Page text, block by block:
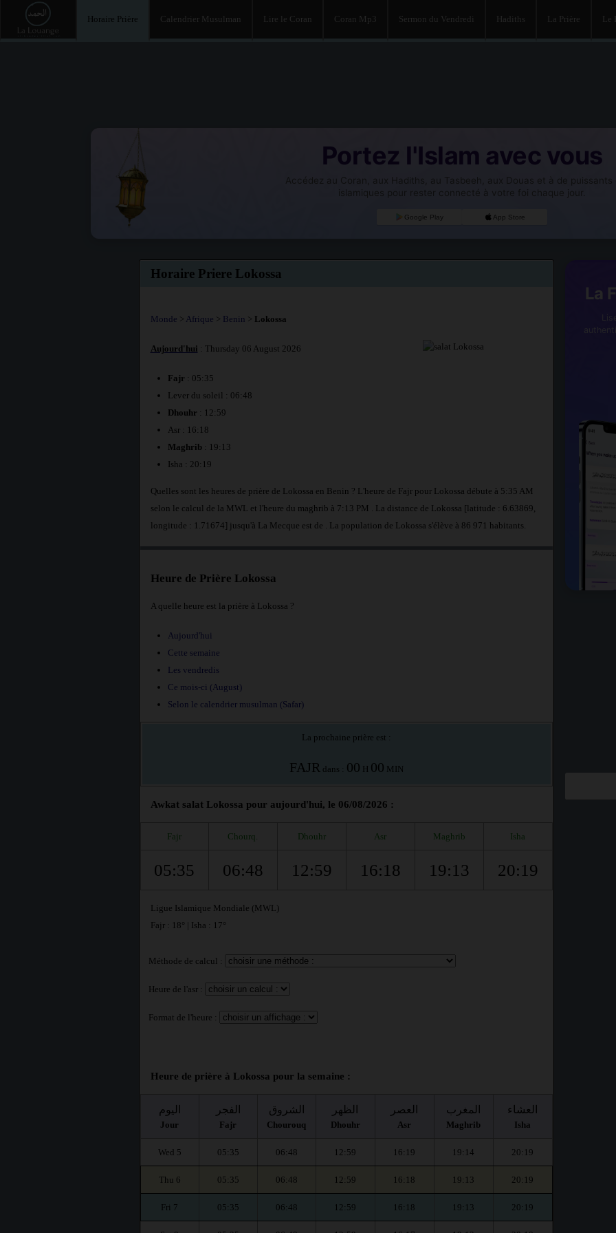
Horaire Prière Calendrier Musulman Lire le Coran Coran Mp3 Sermon du Vendredi Hadiths La Prière Le
Portez l'Islam avec vous
Accédez au Coran, aux Hadiths, au Tasbeeh, aux Douas et à de puissants
islamiques pour rester connecté à votre foi chaque jour.
Google Play App Store
Horaire Priere Lokossa
Monde > Afrique > Benin > Lokossa
Aujourd'hui : Thursday 06 August 2026
Fajr : 05:35
Lever du soleil : 06:48
Dhouhr : 12:59
Asr : 16:18
Maghrib: 19:13
Isha : 20:19
Quelles sont les heures de prière de Lokossa en Benin ? L'heure de Fajr pour Lokossa débute à 5:35 AM
selon le calcul de la MWL et l'heure du maghrib à 7:13 PM . La distance de Lokossa [latitude : 6.63869,
longitude : 1.71674] jusqu'à La Mecque est de
. La population de Lokossa s'élève à 86 971 habitants.
Heure de Prière Lokossa
A quelle heure est la prière à Lokossa ?
Aujourd'hui
Cette semaine
Les vendredis
Ce mois-ci (August)
Selon le calendrier musulman (Safar)
La prochaine prière est :
FAJR dans : 00 H 00 MIN
Awkat salat Lokossa pour aujourd'hui, le 06/08/2026 :
Fajr Chourq. Dhouhr Asr Maghrib Isha
05:35 06:48 12:59 16:18 19:13 20:19
Ligue Islamique Mondiale (MWL)
Fajr : 18° | Isha : 17°
Méthode de calcul :
Heure de l'asr :
Format de l'heure :
Heure de prière à Lokossa pour la semaine :
اليوم
Jour
الفجر
Fajr
الشروق
Chourouq
الظهر
Dhouhr
العصر
Asr
المغرب
Maghrib
العشاء
Isha
Wed 5 05:35 06:48 12:59 16:19 19:14 20:19
Thu 6 05:35 06:48 12:59 16:18 19:13 20:19
Fri 7 05:35 06:48 12:59 16:18 19:13 20:19
La